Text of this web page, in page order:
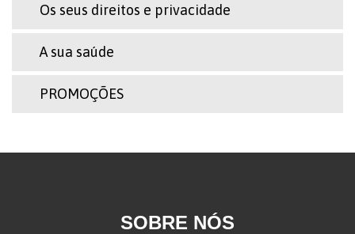
Os seus direitos e privacidade
A sua saúde
PROMOÇÕES
SOBRE NÓS